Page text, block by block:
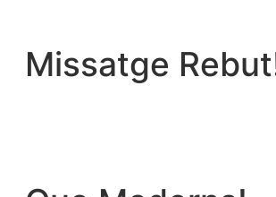
contingut
Missatge